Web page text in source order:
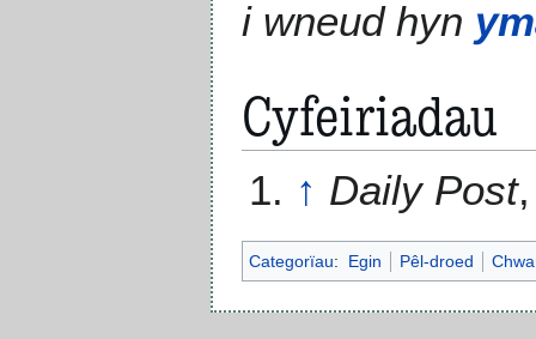
i wneud hyn
Cyfeiriadau
↑ Daily Post
Categorïau: Egin Pêl-droed